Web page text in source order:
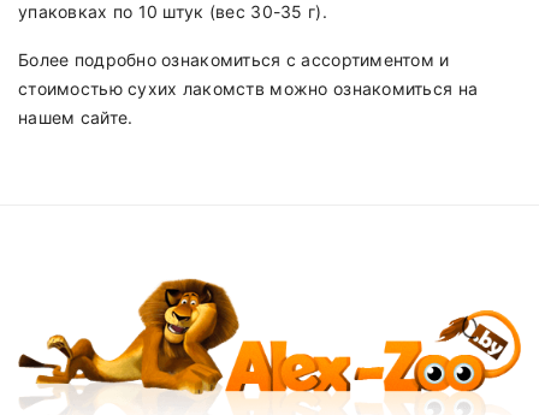
упаковках по 10 штук (вес 30-35 г).
Более подробно ознакомиться с ассортиментом и
стоимостью сухих лакомств можно ознакомиться на
нашем сайте.